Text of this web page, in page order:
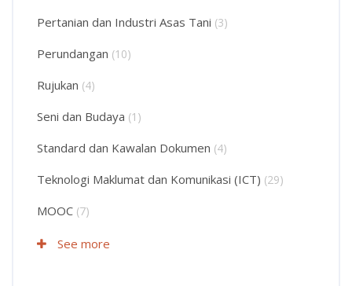
Pertanian dan Industri Asas Tani (3)
Perundangan (10)
Rujukan (4)
Seni dan Budaya (1)
Standard dan Kawalan Dokumen (4)
Teknologi Maklumat dan Komunikasi (ICT) (29)
MOOC (7)
See more